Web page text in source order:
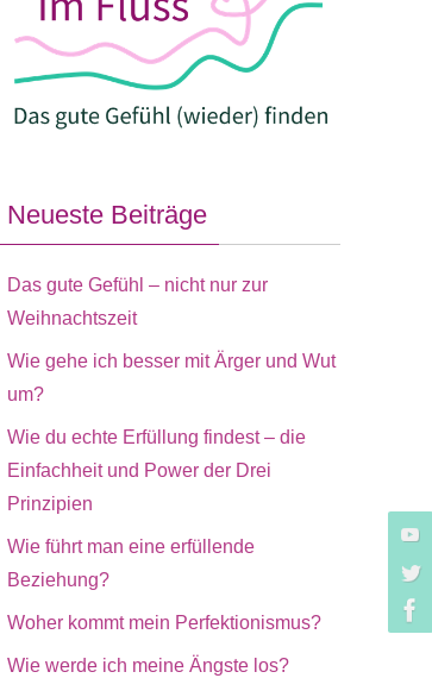
Neueste Beiträge
Das gute Gefühl – nicht nur zur
Weihnachtszeit
Wie gehe ich besser mit Ärger und Wut
um?
Wie du echte Erfüllung findest – die
Einfachheit und Power der Drei
Prinzipien
Wie führt man eine erfüllende
Beziehung?
Woher kommt mein Perfektionismus?
Wie werde ich meine Ängste los?